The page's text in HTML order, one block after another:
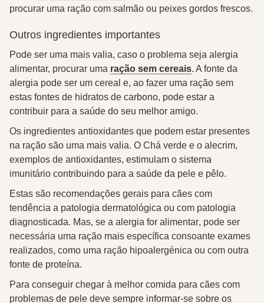
procurar uma ração com salmão ou peixes gordos frescos.
Outros ingredientes importantes
Pode ser uma mais valia, caso o problema seja alergia
alimentar, procurar uma ração sem cereais. A fonte da
alergia pode ser um cereal e, ao fazer uma ração sem
estas fontes de hidratos de carbono, pode estar a
contribuir para a saúde do seu melhor amigo.
Os ingredientes antioxidantes que podem estar presentes
na ração são uma mais valia. O Chá verde e o alecrim,
exemplos de antioxidantes, estimulam o sistema
imunitário contribuindo para a saúde da pele e pêlo.
Estas são recomendações gerais para cães com
tendência a patologia dermatológica ou com patologia
diagnosticada. Mas, se a alergia for alimentar, pode ser
necessária uma ração mais específica consoante exames
realizados, como uma ração hipoalergénica ou com outra
fonte de proteína.
Para conseguir chegar à melhor comida para cães com
problemas de pele deve sempre informar-se sobre os